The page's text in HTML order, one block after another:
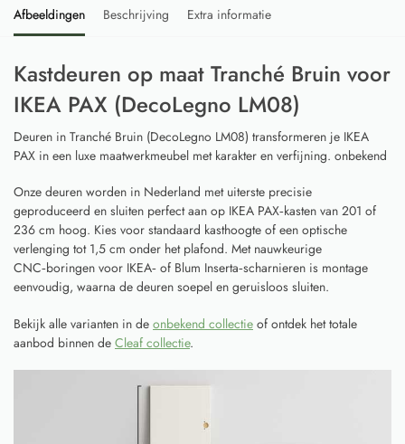
Afbeeldingen Beschrijving Extra informatie
Kastdeuren op maat Tranché Bruin voor
IKEA PAX (DecoLegno LM08)
Deuren in Tranché Bruin (DecoLegno LM08) transformeren je IKEA
PAX in een luxe maatwerkmeubel met karakter en verfijning. onbekend
Onze deuren worden in Nederland met uiterste precisie
geproduceerd en sluiten perfect aan op IKEA PAX‑kasten van 201 of
236 cm hoog. Kies voor standaard kasthoogte of een optische
verlenging tot 1,5 cm onder het plafond. Met nauwkeurige
CNC‑boringen voor IKEA‑ of Blum Inserta‑scharnieren is montage
eenvoudig, waarna de deuren soepel en geruisloos sluiten.
Bekijk alle varianten in de onbekend collectie of ontdek het totale
aanbod binnen de Cleaf collectie.